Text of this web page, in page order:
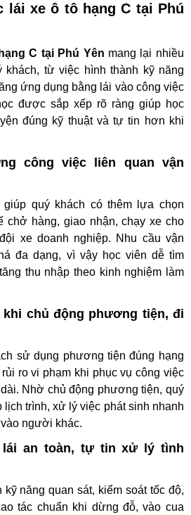
lái xe ô tô hạng C tại Phú
C tại Phú Yên mang lại nhiều
khách, từ việc hình thành kỹ năng
ứng dụng bằng lái vào công việc
được sắp xếp rõ ràng giúp học
đúng kỹ thuật và tự tin hơn khi
công việc liên quan vận
quý khách có thêm lựa chọn
chở hàng, giao nhận, chạy xe cho
xe doanh nghiệp. Nhu cầu vận
đa dạng, vì vậy học viên dễ tìm
thu nhập theo kinh nghiệm làm
khi chủ động phương tiện, đi
sử dụng phương tiện đúng hạng
ro vi phạm khi phục vụ công việc
Nhờ chủ động phương tiện, quý
lịch trình, xử lý việc phát sinh nhanh
người khác.
lái an toàn, tự tin xử lý tình
kỹ năng quan sát, kiểm soát tốc độ,
tác chuẩn khi dừng đỗ, vào cua